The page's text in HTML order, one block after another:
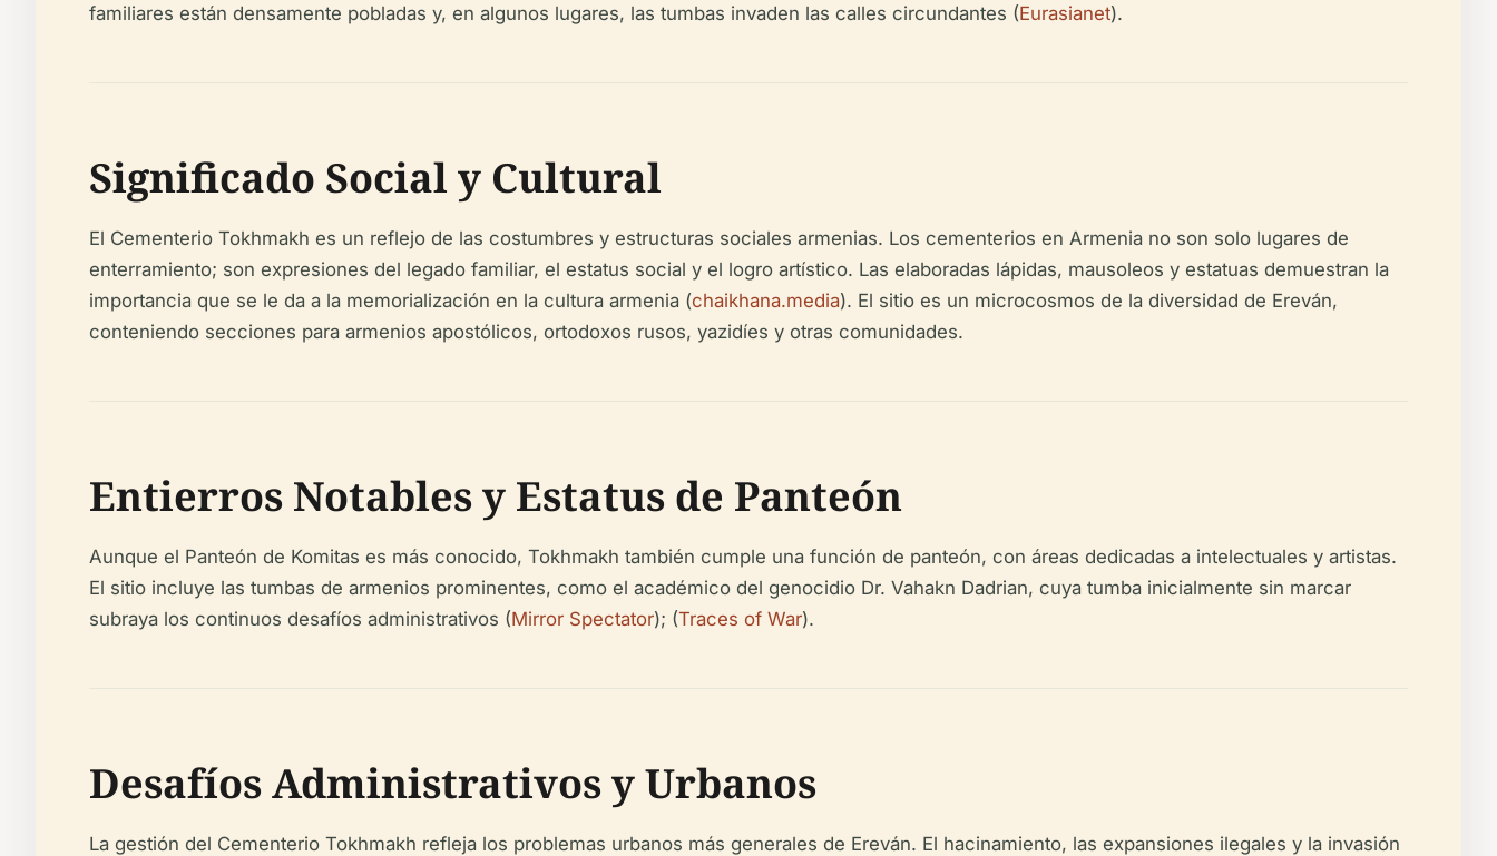
familiares están densamente pobladas y, en algunos lugares, las tumbas invaden las calles circundantes (Eurasianet).
Significado Social y Cultural
El Cementerio Tokhmakh es un reflejo de las costumbres y estructuras sociales armenias. Los cementerios en Armenia no son solo lugares de
enterramiento; son expresiones del legado familiar, el estatus social y el logro artístico. Las elaboradas lápidas, mausoleos y estatuas demuestran la
importancia que se le da a la memorialización en la cultura armenia (chaikhana.media). El sitio es un microcosmos de la diversidad de Ereván,
conteniendo secciones para armenios apostólicos, ortodoxos rusos, yazidíes y otras comunidades.
Entierros Notables y Estatus de Panteón
Aunque el Panteón de Komitas es más conocido, Tokhmakh también cumple una función de panteón, con áreas dedicadas a intelectuales y artistas.
El sitio incluye las tumbas de armenios prominentes, como el académico del genocidio Dr. Vahakn Dadrian, cuya tumba inicialmente sin marcar
subraya los continuos desafíos administrativos (Mirror Spectator); (Traces of War).
Desafíos Administrativos y Urbanos
La gestión del Cementerio Tokhmakh refleja los problemas urbanos más generales de Ereván. El hacinamiento, las expansiones ilegales y la invasión